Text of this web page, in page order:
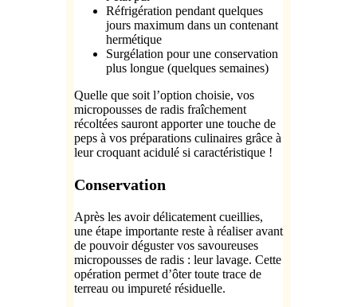
Réfrigération pendant quelques
jours maximum dans un contenant
hermétique
Surgélation pour une conservation
plus longue (quelques semaines)
Quelle que soit l’option choisie, vos
micropousses de radis fraîchement
récoltées sauront apporter une touche de
peps à vos préparations culinaires grâce à
leur croquant acidulé si caractéristique !
Conservation
Après les avoir délicatement cueillies,
une étape importante reste à réaliser avant
de pouvoir déguster vos savoureuses
micropousses de radis : leur lavage. Cette
opération permet d’ôter toute trace de
terreau ou impureté résiduelle.